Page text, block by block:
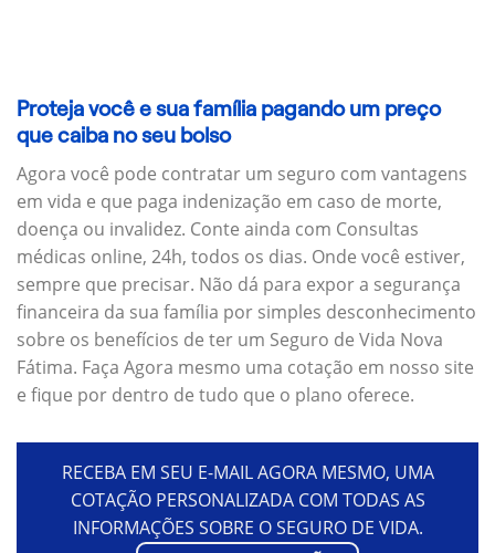
Proteja você e sua família pagando um preço
que caiba no seu bolso
Agora você pode contratar um seguro com vantagens
em vida e que paga indenização em caso de morte,
doença ou invalidez. Conte ainda com Consultas
médicas online, 24h, todos os dias. Onde você estiver,
sempre que precisar. Não dá para expor a segurança
financeira da sua família por simples desconhecimento
sobre os benefícios de ter um Seguro de Vida Nova
Fátima. Faça Agora mesmo uma cotação em nosso site
e fique por dentro de tudo que o plano oferece.
RECEBA EM SEU E-MAIL AGORA MESMO, UMA
COTAÇÃO PERSONALIZADA COM TODAS AS
INFORMAÇÕES SOBRE O SEGURO DE VIDA.